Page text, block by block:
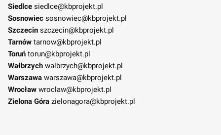
Siedlce siedlce@kbprojekt.pl
Sosnowiec sosnowiec@kbprojekt.pl
Szczecin szczecin@kbprojekt.pl
Tarnów tarnow@kbprojekt.pl
Toruń torun@kbprojekt.pl
Wałbrzych walbrzych@kbprojekt.pl
Warszawa warszawa@kbprojekt.pl
Wrocław wroclaw@kbprojekt.pl
Zielona Góra zielonagora@kbprojekt.pl